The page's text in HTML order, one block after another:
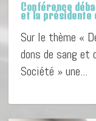
Conférence
et la présidente
Sur le thème «
dons de sang et
Société » une...